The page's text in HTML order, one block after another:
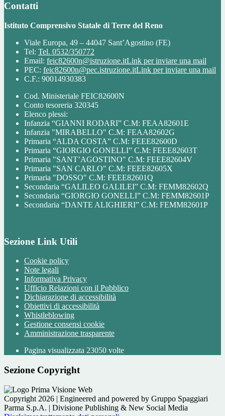
Contatti
Istituto Comprensivo Statale di Terre del Reno
Viale Europa, 49 – 44047 Sant’Agostino (FE)
Tel: Tel. 0532/350772
Email: feic82600n@istruzione.itLink per inviare una mail
PEC: feic82600n@pec.istruzione.itLink per inviare una mail
C.F.: 90014930383
Cod. Ministeriale FEIC82600N
Conto tesoreria 320345
Elenco plessi:
Infanzia “GIANNI RODARI” C.M: FEAA82601E
Infanzia "MIRABELLO" C.M: FEAA82602G
Primaria “ALDA COSTA” C.M: FEEE82600D
Primaria “GIORGIO GONELLI” C.M: FEEE82603T
Primaria "SANT’AGOSTINO" C.M: FEEE82604V
Primaria "SAN CARLO" C.M: FEEE82605X
Primaria "DOSSO" C.M: FEEE82601Q
Secondaria “GALILEO GALILEI” C.M: FEMM82602Q
Secondaria “GIORGIO GONELLI” C.M: FEMM82601P
Secondaria “DANTE ALIGHIERI” C.M: FEMM82601P
Sezione Link Utili
Cookie policy
Note legali
Informativa Privacy
Ufficio Relazioni con il Pubblico
Dichiarazione di accessibilità
Obiettivi di accessibilità
Whistleblowing
Gestione consensi cookie
Amministrazione trasparente
Pagina visualizzata 23050 volte
Sezione Copyright
Copyright 2026 | Engineered and powered by Gruppo Spaggiari
Parma S.p.A. | Divisione Publishing & New Social Media